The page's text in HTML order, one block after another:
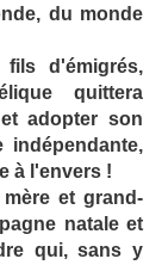
du monde
d'émigrés,
quittera
adopter son
indépendante,
à l'envers !
et grand-
natale et
qui, sans y